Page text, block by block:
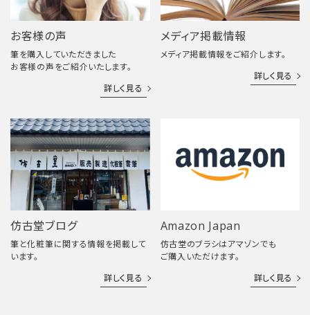
お客様の声
筆を購入していただきました
お客様の声をご紹介いたします。
詳しく見る
メディア掲載情報
メディア掲載情報をご紹介します。
詳しく見る
仿古堂ブログ
筆と化粧筆に関する情報を掲載して
います。
詳しく見る
Amazon Japan
仿古堂のブラシはアマゾンでも
ご購入いただけます。
詳しく見る